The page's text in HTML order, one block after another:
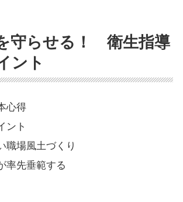
守らせる！ 衛生指導
ント
心得
ント
職場風土づくり
率先垂範する